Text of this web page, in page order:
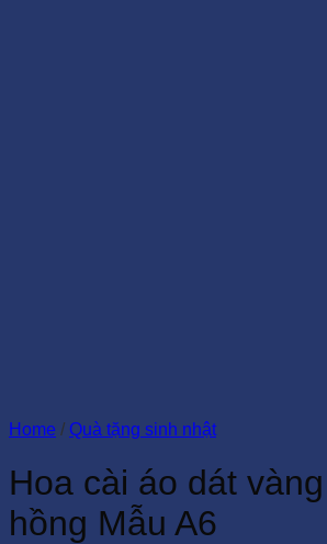
Home / Quà tặng sinh nhật
Hoa cài áo dát
hồng Mẫu A6